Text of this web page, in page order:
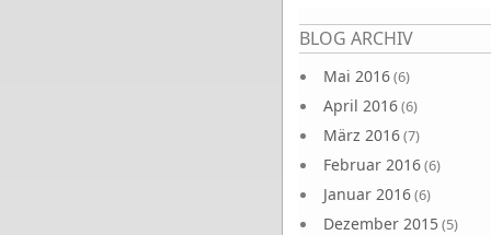
BLOG ARCHIV
Mai 2016(6)
April 2016(6)
März 2016(7)
Februar 2016(6)
Januar 2016(6)
Dezember 2015(5)
Seiten